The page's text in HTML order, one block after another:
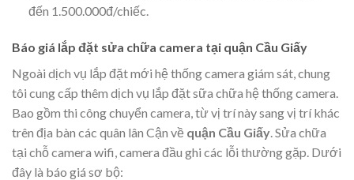
đến 1.500.000đ/chiếc.
Báo giá lắp đặt sửa chữa camera tại quận Cầu Giấy
Ngoài dịch vụ lắp đặt mới hệ thống camera giám sát, chung
tôi cung cấp thêm dịch vụ lắp đặt sữa chữa hệ thống camera.
Bao gồm thi công chuyển camera, từ vị trí này sang vị trí khác
trên địa bàn các quân lân Cận về quận Cầu Giấy . Sửa chữa
tại chỗ camera wifi, camera đầu ghi các lỗi thường gặp. Dưới
đây là báo giá sơ bộ: